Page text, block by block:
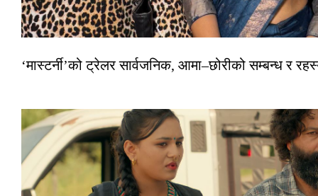
‘मास्टर्नी’को ट्रेलर सार्वजनिक, आमा–छोरीको सम्बन्ध र